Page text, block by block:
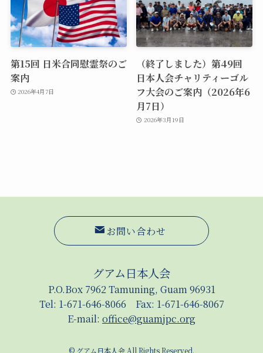
第15回 日米合同慰霊祭のご
案内
2026年4月7日
（終了しました）第49回
日本人会チャリティーゴル
フ大会のご案内（2026年6
月7日）
2026年3月19日
お問い合わせ
グアム日本人会
P.O.Box 7962 Tamuning, Guam 96931
Tel: 1-671-646-8066 Fax: 1-671-646-8067
E-mail: office@guamjpc.org
© グアム日本人会 All Rights Reserved.